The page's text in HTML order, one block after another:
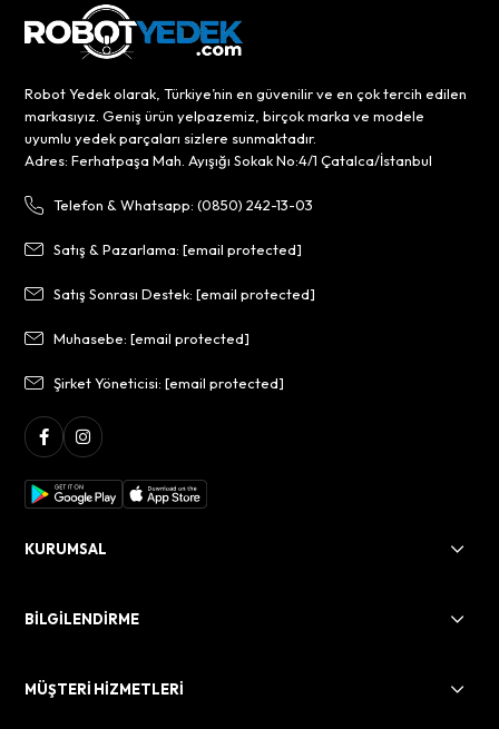
Robot Yedek olarak, Türkiye’nin en güvenilir ve en çok tercih edilen
markasıyız. Geniş ürün yelpazemiz, birçok marka ve modele
uyumlu yedek parçaları sizlere sunmaktadır.
Adres: Ferhatpaşa Mah. Ayışığı Sokak No:4/1 Çatalca/İstanbul
Telefon & Whatsapp: (0850) 242-13-03
Satış & Pazarlama:[email protected]
Satış Sonrası Destek:[email protected]
Muhasebe:[email protected]
Şirket Yöneticisi:[email protected]
KURUMSAL
BİLGİLENDİRME
MÜŞTERİ HİZMETLERİ